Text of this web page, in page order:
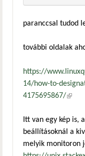
paranccsal tudod
további oldalak
https://
14/how-to-
4175695867/
Itt van egy kép is,
beállításoknál a
melyik monitoron